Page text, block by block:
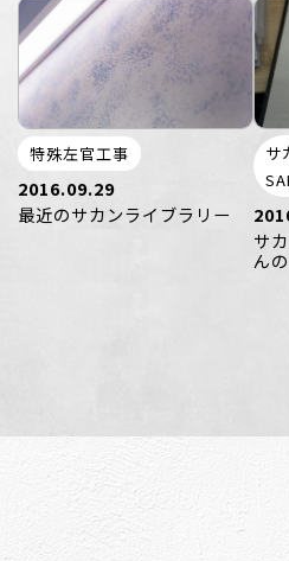
特殊左官工事
2016.09.29
最近のサカンライブラリー
サ
サ
ん